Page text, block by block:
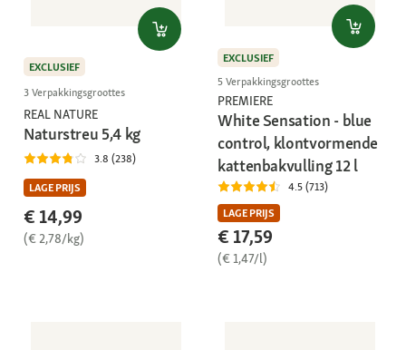
EXCLUSIEF
3 Verpakkingsgroottes
REAL NATURE
Naturstreu 5,4 kg
3.8 (238)
LAGE PRIJS
€ 14,99
(€ 2,78/kg)
EXCLUSIEF
5 Verpakkingsgroottes
PREMIERE
White Sensation - blue
control, klontvormende
kattenbakvulling 12 l
4.5 (713)
LAGE PRIJS
€ 17,59
(€ 1,47/l)